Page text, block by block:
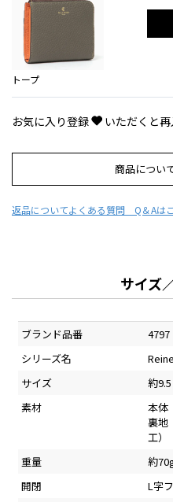
トープ
お気に入り登録 いただくと
商品につい
返品についてよくある質問 Q＆Aは
サイズ
ブランド品番
4797
シリーズ名
サイズ
約
素材
本体
裏地
工）
重量
約
開閉
L字